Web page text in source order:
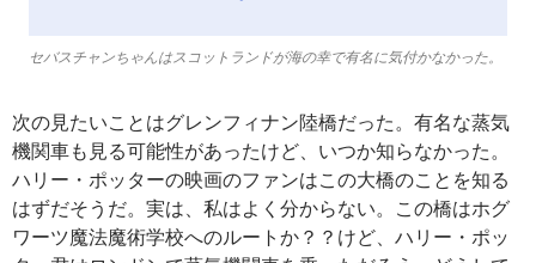
セバスチャンちゃんはスコットランドが海の幸で有名に気付かなかった。
次の見たいことはグレンフィナン陸橋だった。有名な蒸気
機関車も見る可能性があったけど、いつか知らなかった。
ハリー・ポッターの映画のファンはこの大橋のことを知る
はずだそうだ。実は、私はよく分からない。この橋はホグ
ワーツ魔法魔術学校へのルートか？？けど、ハリー・ポッ